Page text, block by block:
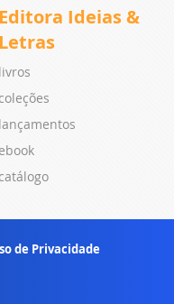
Editora Ideias &
Letras
livros
coleções
lançamentos
ebook
catálogo
de Privacidade